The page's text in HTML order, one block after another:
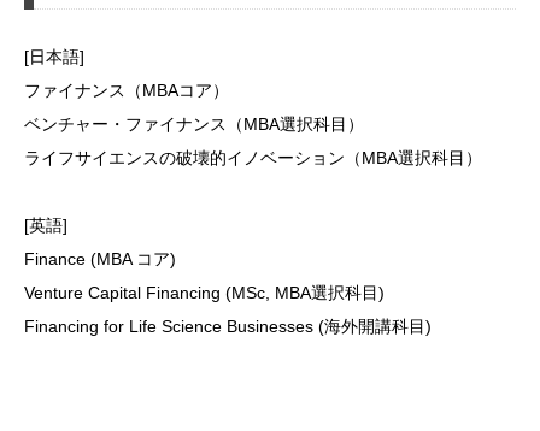
[日本語]
ファイナンス（MBAコア）
ベンチャー・ファイナンス（MBA選択科目）
ライフサイエンスの破壊的イノベーション（MBA選択科目）
[英語]
Finance (MBA コア)
Venture Capital Financing (MSc, MBA選択科目)
Financing for Life Science Businesses (海外開講科目)